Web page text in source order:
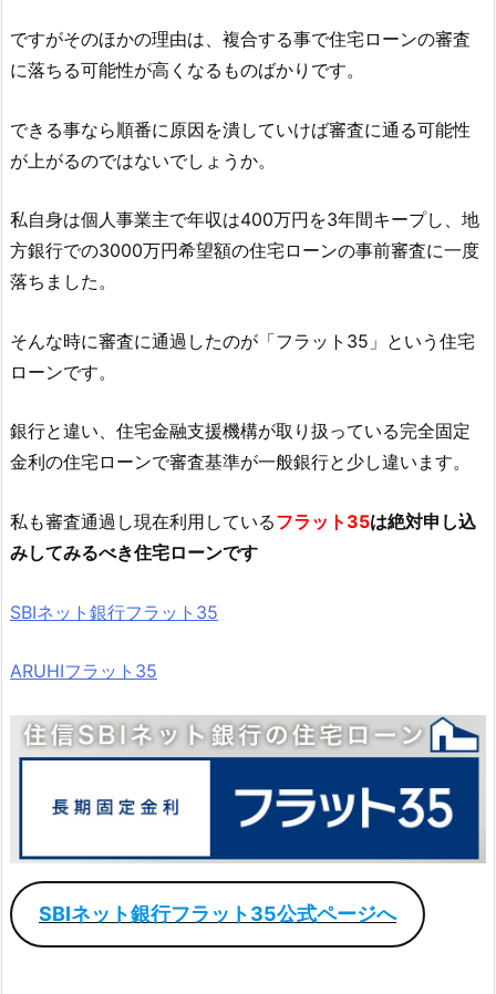
ですがそのほかの理由は、複合する事で住宅ローンの審査
に落ちる可能性が高くなるものばかりです。
できる事なら順番に原因を潰していけば審査に通る可能性
が上がるのではないでしょうか。
私自身は個人事業主で年収は400万円を3年間キープし、地
方銀行での3000万円希望額の住宅ローンの事前審査に一度
落ちました。
そんな時に審査に通過したのが「フラット35」という住宅
ローンです。
銀行と違い、住宅金融支援機構が取り扱っている完全固定
金利の住宅ローンで審査基準が一般銀行と少し違います。
私も審査通過し現在利用しているフラット35は絶対申し込
みしてみるべき住宅ローンです
SBIネット銀行フラット35
ARUHIフラット35
SBIネット銀行フラット35公式ページへ